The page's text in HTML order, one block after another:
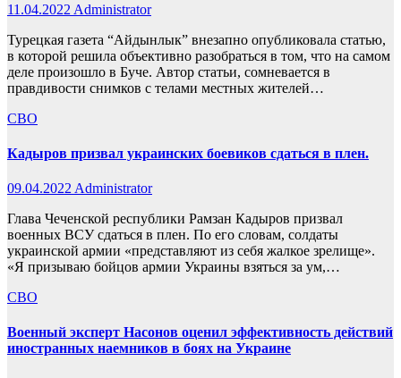
11.04.2022 Administrator
Турецкая газета “Айдынлык” внезапно опубликовала статью,
в которой решила объективно разобраться в том, что на самом
деле произошло в Буче. Автор статьи, сомневается в
правдивости снимков с телами местных жителей…
СВО
Кадыров призвал украинских боевиков сдаться в плен.
09.04.2022 Administrator
Глава Чеченской республики Рамзан Кадыров призвал
военных ВСУ сдаться в плен. По его словам, солдаты
украинской армии «представляют из себя жалкое зрелище».
«Я призываю бойцов армии Украины взяться за ум,…
СВО
Военный эксперт Насонов оценил эффективность действий
иностранных наемников в боях на Украине